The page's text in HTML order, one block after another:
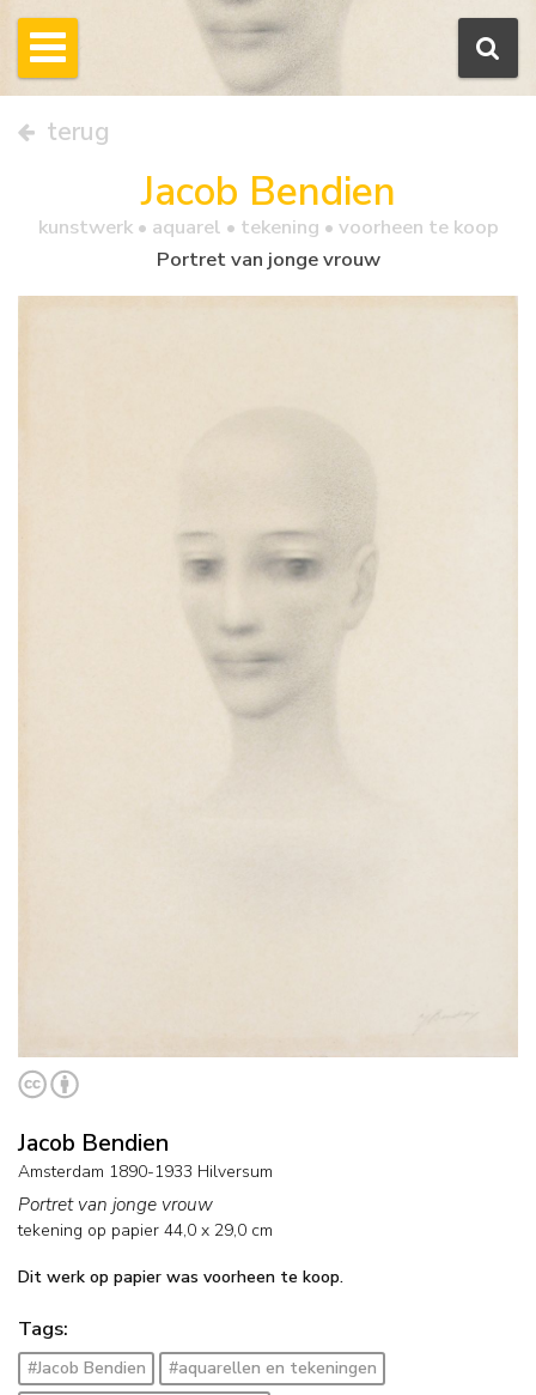
terug
Jacob Bendien
kunstwerk • aquarel • tekening • voorheen te koop
Portret van jonge vrouw
Jacob Bendien
Amsterdam 1890-1933 Hilversum
Portret van jonge vrouw
tekening op papier 44,0 x 29,0 cm
Dit werk op papier was voorheen te koop.
Tags:
#Jacob Bendien
#aquarellen en tekeningen